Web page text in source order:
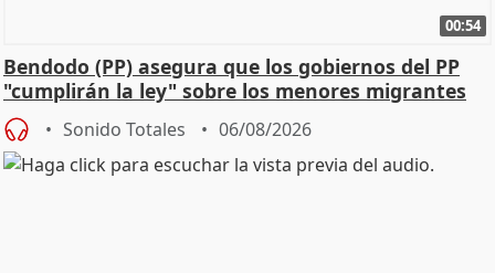
00:54
Bendodo (PP) asegura que los gobiernos del PP
"cumplirán la ley" sobre los menores migrantes
Sonido Totales 06/08/2026